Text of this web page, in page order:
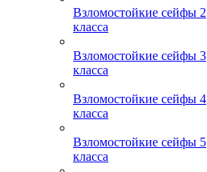
Взломостойкие сейфы 2
класса
Взломостойкие сейфы 3
класса
Взломостойкие сейфы 4
класса
Взломостойкие сейфы 5
класса